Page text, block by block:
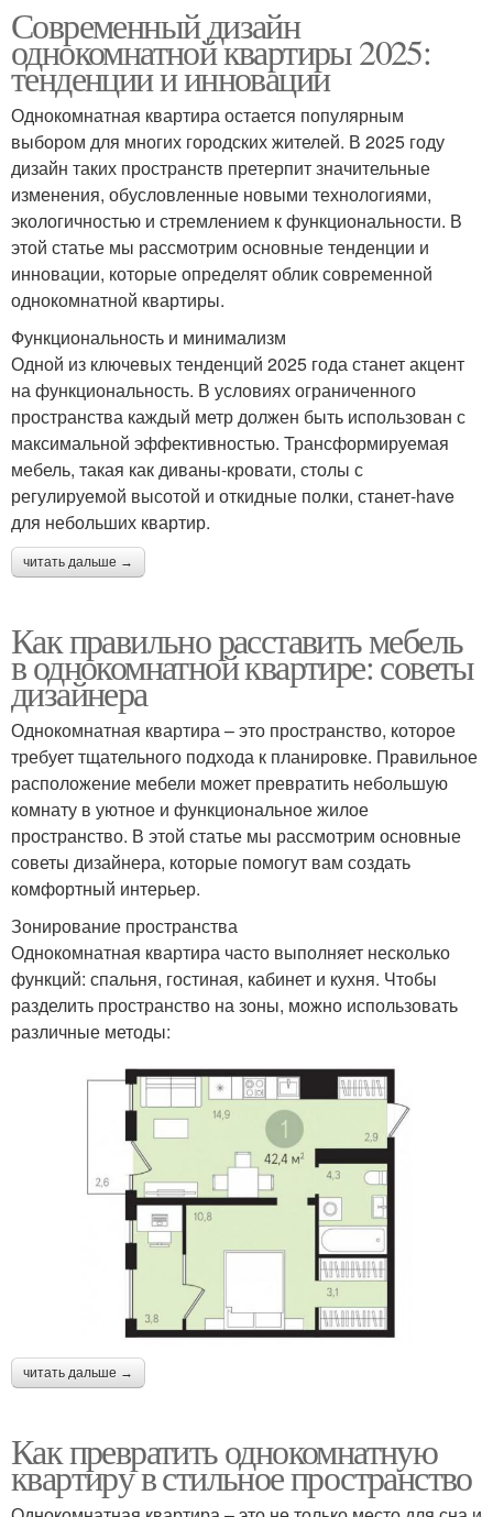
Современный дизайн
однокомнатной квартиры 2025:
тенденции и инновации
Однокомнатная квартира остается популярным
выбором для многих городских жителей. В 2025 году
дизайн таких пространств претерпит значительные
изменения, обусловленные новыми технологиями,
экологичностью и стремлением к функциональности. В
этой статье мы рассмотрим основные тенденции и
инновации, которые определят облик современной
однокомнатной квартиры.
Функциональность и минимализм
Одной из ключевых тенденций 2025 года станет акцент
на функциональность. В условиях ограниченного
пространства каждый метр должен быть использован с
максимальной эффективностью. Трансформируемая
мебель, такая как диваны-кровати, столы с
регулируемой высотой и откидные полки, станет-have
для небольших квартир.
читать дальше →
Как правильно расставить мебель
в однокомнатной квартире: советы
дизайнера
Однокомнатная квартира – это пространство, которое
требует тщательного подхода к планировке. Правильное
расположение мебели может превратить небольшую
комнату в уютное и функциональное жилое
пространство. В этой статье мы рассмотрим основные
советы дизайнера, которые помогут вам создать
комфортный интерьер.
Зонирование пространства
Однокомнатная квартира часто выполняет несколько
функций: спальня, гостиная, кабинет и кухня. Чтобы
разделить пространство на зоны, можно использовать
различные методы:
читать дальше →
Как превратить однокомнатную
квартиру в стильное пространство